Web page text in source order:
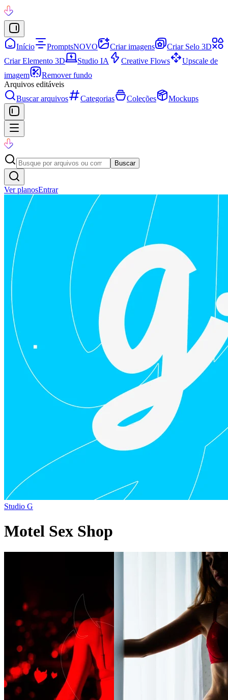
Início PromptsNOVO Criar imagens
Criar Selo 3D
Criar Elemento 3D
Studio IA Creative Flows
Upscale de
imagem
Remover fundo
Arquivos editáveis
Buscar arquivos
Categorias Coleções Mockups
Buscar
Ver planosEntrar
Studio G
Motel Sex Shop